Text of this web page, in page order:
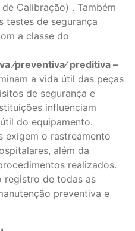
de Calibração) . Também
testes de segurança
a classe do
⁄preventiva⁄ preditiva –
a vida útil das peças
de segurança e
influenciam
do equipamento.
exigem o rastreamento
além da
realizados.
registro de todas as
preventiva e